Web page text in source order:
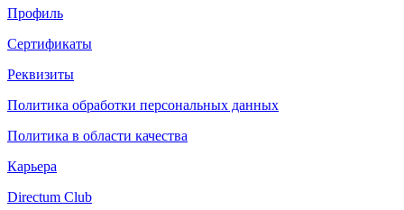
Профиль
Сертификаты
Реквизиты
Политика обработки персональных данных
Политика в области качества
Карьера
Directum Club